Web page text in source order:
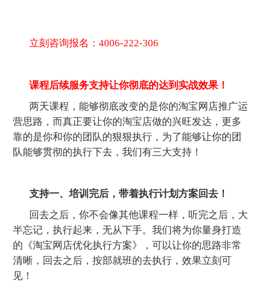
立刻咨询报名：4006-222-306
课程后续服务支持让你彻底的达到实战效果！
两天课程，能够彻底改变的是你的淘宝网店推广运
营思路，而真正要让你的淘宝店做的兴旺发达，更多
靠的是你和你的团队的狠狠执行，为了能够让你的团
队能够贯彻的执行下去，我们有三大支持！
支持一、培训完后，带着执行计划方案回去！
回去之后，你不会像其他课程一样，听完之后，大
半忘记，执行起来，无从下手。我们将为你量身打造
的《淘宝网店优化执行方案》，可以让你的思路非常
清晰，回去之后，按部就班的去执行，效果立刻可
见！